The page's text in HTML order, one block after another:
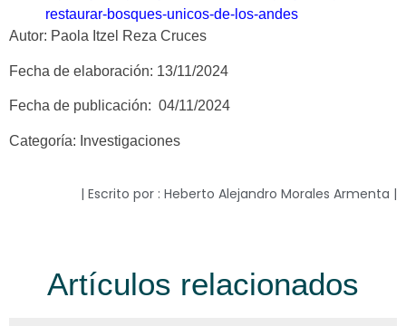
restaurar-bosques-unicos-de-los-andes
Autor: Paola Itzel Reza Cruces
Fecha de elaboración: 13/11/2024
Fecha de publicación: 04/11/2024
Categoría: Investigaciones
| Escrito por : Heberto Alejandro Morales Armenta |
Artículos relacionados